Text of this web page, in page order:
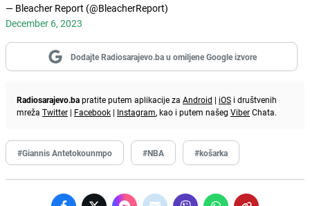
— Bleacher Report (@BleacherReport)
December 6, 2023
Dodajte Radiosarajevo.ba u omiljene Google izvore
Radiosarajevo.bapratite putem aplikacije za Android | iOS i društvenih
mreža Twitter | Facebook | Instagram, kao i putem našeg ViberChata.
#Giannis Antetokounmpo #NBA #košarka